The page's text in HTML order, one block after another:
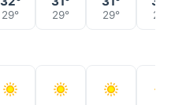
29° 29° 29° 28°